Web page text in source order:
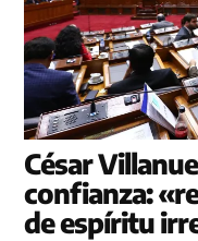
César
confianza:
de espíritu